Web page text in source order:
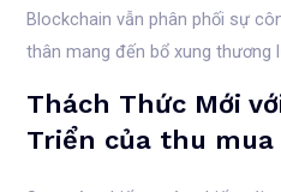
Blockchain vẫn phân phối sự
thân mang đến bổ xung thương
Thách Thức Mới
Triển của thu mua